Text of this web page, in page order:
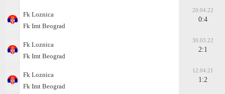
Fk Loznica
Fk Imt Beograd
20.04.22
0:4
Fk Loznica
Fk Imt Beograd
30.03.22
2:1
Fk Loznica
Fk Imt Beograd
12.04.21
1:2